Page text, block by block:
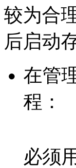
较为合
后启动
在管
程：
必须